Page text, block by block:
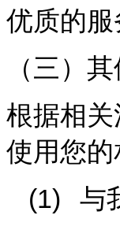
优质的服
（三）
根据相
使用您
(1)
与